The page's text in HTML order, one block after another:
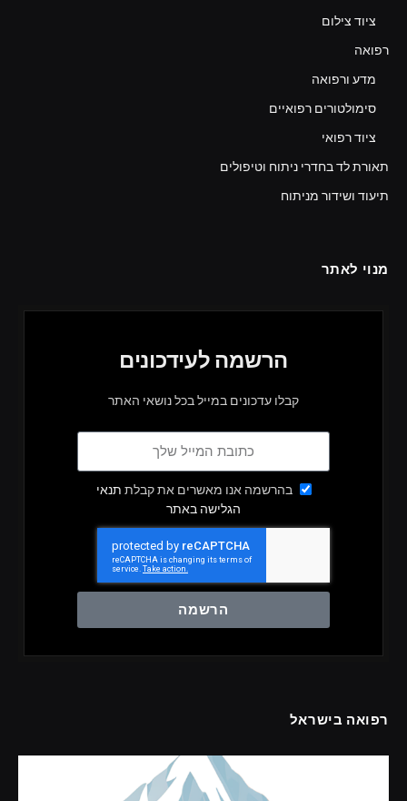
ציוד צילום
רפואה
מדע ורפואה
סימולטורים רפואיים
ציוד רפואי
תאורת לד בחדרי ניתוח וטיפולים
תיעוד ושידור מניתוח
מנוי לאתר
הרשמה לעידכונים
קבלו עדכונים במייל בכל נושאי האתר
בהרשמה אנו מאשרים את קבלת תנאי
הגלישה באתר
הרשמה
רפואה בישראל